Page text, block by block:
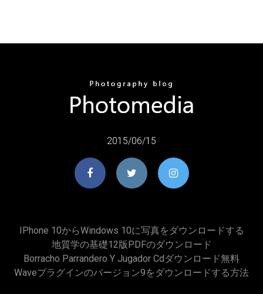
2015/06/15
IPhone 10からWindows 10に写真をダウンロードする
地質学の基礎12版PDFのダウンロード
Borracho Parrandero Y Jugador Cdダウンロード無料
Waveプラグインのバージョン9をダウンロードする方法